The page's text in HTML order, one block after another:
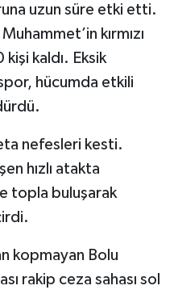
uzun süre etki etti.
kırmızı
kaldı. Eksik
hücumda etkili
nefesleri kesti.
hızlı atakta
topla buluşarak
kopmayan Bolu
rakip ceza sahası sol